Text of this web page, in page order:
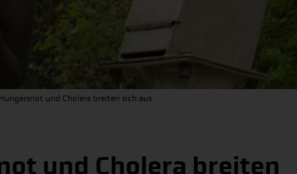
und Cholera breiten sich aus
und Cholera breiten